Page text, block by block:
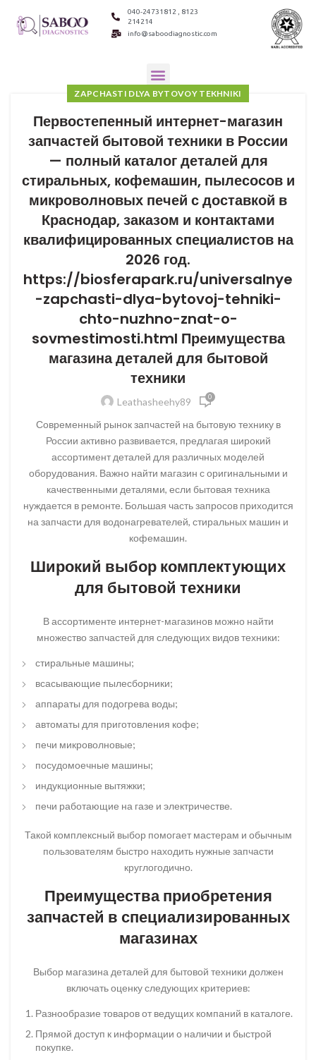
040-24731812 , 8123
214214
info@saboodiagnostic.com
ZAPCHASTI DLYA BYTOVOY TEKHNIKI
Первостепенный интернет-магазин
запчастей бытовой техники в России
— полный каталог деталей для
стиральных, кофемашин, пылесосов и
микроволновых печей с доставкой в
Краснодар, заказом и контактами
квалифицированных специалистов на
2026 год.
https://biosferapark.ru/universalnye
-zapchasti-dlya-bytovoj-tehniki-
chto-nuzhno-znat-o-
sovmestimosti.html Преимущества
магазина деталей для бытовой
техники
Leathasheehy89 0
Современный рынок запчастей на бытовую технику в
России активно развивается, предлагая широкий
ассортимент деталей для различных моделей
оборудования. Важно найти магазин с оригинальными и
качественными деталями, если бытовая техника
нуждается в ремонте. Большая часть запросов приходится
на запчасти для водонагревателей, стиральных машин и
кофемашин.
Широкий выбор комплектующих
для бытовой техники
В ассортименте интернет-магазинов можно найти
множество запчастей для следующих видов техники:
стиральные машины;
всасывающие пылесборники;
аппараты для подогрева воды;
автоматы для приготовления кофе;
печи микроволновые;
посудомоечные машины;
индукционные вытяжки;
печи работающие на газе и электричестве.
Такой комплексный выбор помогает мастерам и обычным
пользователям быстро находить нужные запчасти
круглогодично.
Преимущества приобретения
запчастей в специализированных
магазинах
Выбор магазина деталей для бытовой техники должен
включать оценку следующих критериев:
Разнообразие товаров от ведущих компаний в каталоге.
Прямой доступ к информации о наличии и быстрой
покупке.